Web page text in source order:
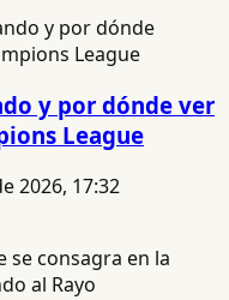
y por dónde ver
League
2026, 17:32